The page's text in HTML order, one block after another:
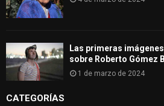
Las primeras
sobre Roberto Gómez
1 de marzo de 2024
CATEGORÍAS